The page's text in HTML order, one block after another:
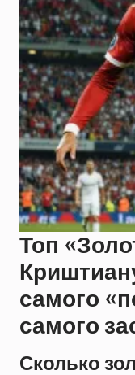
Топ
самого
самого
Сколько